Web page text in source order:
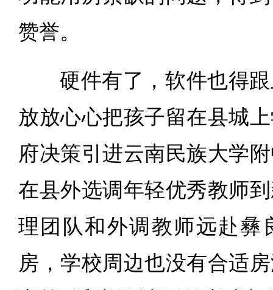
赞誉。
硬件有了，软件也得
放放心心把孩子留在县城
府决策引进云南民族大学
在县外选调年轻优秀教师
理团队和外调教师远赴彝
房，学校周边也没有合适